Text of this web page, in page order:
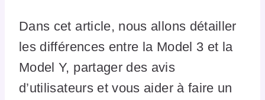
Dans cet article, nous allons détailler
les différences entre la Model 3 et la
Model Y, partager des avis
d’utilisateurs et vous aider à faire un